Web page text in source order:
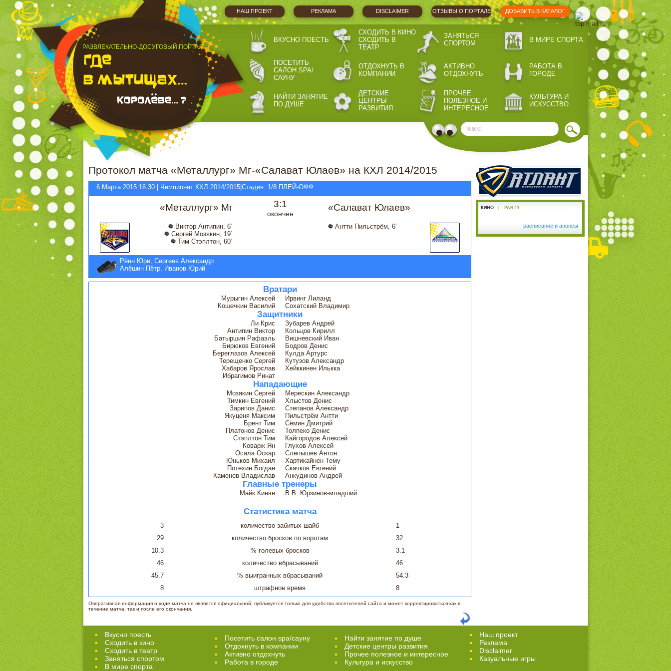
НАШ ПРОЕКТ РЕКЛАМА DISCLAIMER ОТЗЫВЫ О ПОРТАЛЕ ДОБАВИТЬ В КАТАЛОГ
РАЗВЛЕКАТЕЛЬНО-ДОСУГОВЫЙ ПОРТАЛ
ВКУСНО ПОЕСТЬ
СХОДИТЬ В КИНО
СХОДИТЬ В
ТЕАТР
ЗАНЯТЬСЯ
СПОРТОМ
В МИРЕ СПОРТА
ПОСЕТИТЬ
САЛОН SPA/
САУНУ
ОТДОХНУТЬ В
КОМПАНИИ
АКТИВНО
ОТДОХНУТЬ
РАБОТА В
ГОРОДЕ
НАЙТИ ЗАНЯТИЕ
ПО ДУШЕ
ДЕТСКИЕ
ЦЕНТРЫ
РАЗВИТИЯ
ПРОЧЕЕ
ПОЛЕЗНОЕ И
ИНТЕРЕСНОЕ
КУЛЬТУРА И
ИСКУССТВО
Протокол матча «Металлург» Мг-«Салават Юлаев» на КХЛ 2014/2015
6 Марта 2015 16:30 | Чемпионат КХЛ 2014/2015|Стадия: 1/8 ПЛЕЙ-ОФФ
«Металлург» Мг 3:1
окончен
«Салават Юлаев»
Виктор Антипин, 6´
Сергей Мозякин, 19´
Тим Стэплтон, 60´
Антти Пильстрём, 6´
Рённ Юри, Сергеев Александр
Алёшин Пётр, Иванов Юрий
Вратари
Мурыгин Алексей
Ирвинг Лиланд
Кошечкин Василий
Сохатский Владимир
Защитники
Ли Крис
Зубарев Андрей
Антипин Виктор
Кольцов Кирилл
Батыршин Рафаэль
Вишневский Иван
Бирюков Евгений
Бодров Денис
Береглазов Алексей
Кулда Артурс
Терещенко Сергей
Кутузов Александр
Хабаров Ярослав
Хейккинен Илькка
Ибрагимов Ринат
Нападающие
Мозякин Сергей
Мерескин Александр
Тимкин Евгений
Хлыстов Денис
Зарипов Данис
Степанов Александр
Якуценя Максим
Пильстрём Антти
Брент Тим
Сёмин Дмитрий
Платонов Денис
Толпеко Денис
Стэплтон Тим
Кайгородов Алексей
Коварж Ян
Глухов Алексей
Осала Оскар
Слепышев Антон
Юньков Михаил
Хартикайнен Тему
Потехин Богдан
Скачков Евгений
Каменев Владислав
Анкудинов Андрей
Главные тренеры
Майк Кинэн В.В. Юрзинов-младший
Статистика матча
3 количество забитых шайб
1
29
количество бросков по воротам
32
10.3
% голевых бросков
3.1
46
количество вбрасываний
46
45.7
% выигранных вбрасываний
54.3
8
штрафное время 8
Оперативная информация о ходе матча не является официальной, публикуется только для удобства посетителей сайта и может корректироваться как в
течение матча, так и после его окончания.
КИНО PARTY
расписание и анонсы
Вкусно поесть
Сходить в кино
Cходить в театр
Заняться спортом
В мире спорта
Посетить салон spa/сауну
Отдохнуть в компании
Активно отдохнуть
Работа в городе
Найти занятие по душе
Детские центры развития
Прочее полезное и интересное
Культура и искусство
Наш проект
Реклама
Disclaimer
Казуальные игры